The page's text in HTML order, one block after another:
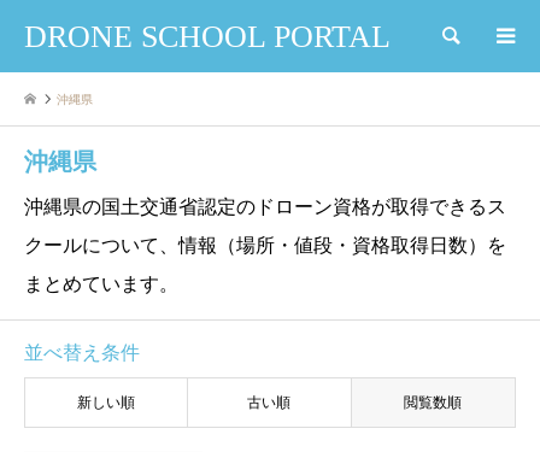
DRONE SCHOOL PORTAL 検索
沖縄県
沖縄県
沖縄県の国土交通省認定のドローン資格が取得できるス
クールについて、情報（場所・値段・資格取得日数）を
まとめています。
並べ替え条件
新しい順 古い順 閲覧数順